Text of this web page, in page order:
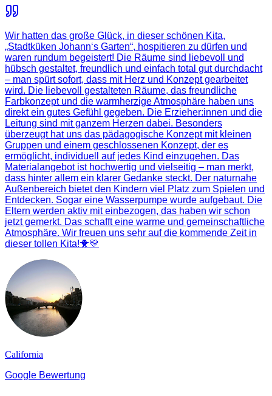
Wir hatten das große Glück, in dieser schönen Kita,
„Stadtküken Johann‘s Garten“, hospitieren zu dürfen und
waren rundum begeistert! Die Räume sind liebevoll und
hübsch gestaltet, freundlich und einfach total gut durchdacht
– man spürt sofort, dass mit Herz und Konzept gearbeitet
wird. Die liebevoll gestalteten Räume, das freundliche
Farbkonzept und die warmherzige Atmosphäre haben uns
direkt ein gutes Gefühl gegeben. Die Erzieher:innen und die
Leitung sind mit ganzem Herzen dabei. Besonders
überzeugt hat uns das pädagogische Konzept mit kleinen
Gruppen und einem geschlossenen Konzept, der es
ermöglicht, individuell auf jedes Kind einzugehen. Das
Materialangebot ist hochwertig und vielseitig – man merkt,
dass hinter allem ein klarer Gedanke steckt. Der naturnahe
Außenbereich bietet den Kindern viel Platz zum Spielen und
Entdecken. Sogar eine Wasserpumpe wurde aufgebaut. Die
Eltern werden aktiv mit einbezogen, das haben wir schon
jetzt gemerkt. Das schafft eine warme und gemeinschaftliche
Atmosphäre. Wir freuen uns sehr auf die kommende Zeit in
dieser tollen Kita!🐥💛
California
Google Bewertung